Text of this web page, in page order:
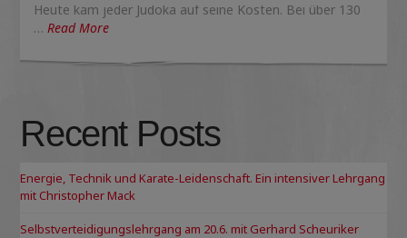
Heute kam jeder Judoka auf seine Kosten. Bei über 130
…Read More
Recent Posts
Energie, Technik und Karate-Leidenschaft. Ein intensiver Lehrgang
mit Christopher Mack
Selbstverteidigungslehrgang am 20.6. mit Gerhard Scheuriker